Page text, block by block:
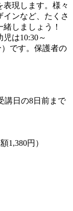
現します。様々
ンなど、たくさ
しましょう！
は10:30～
）です。保護者の
講日の8日前まで
1,380円）